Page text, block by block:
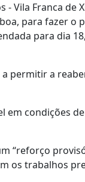
Vila Franca de
para fazer o
para dia
a permitir a
em condições
“reforço
os trabalhos